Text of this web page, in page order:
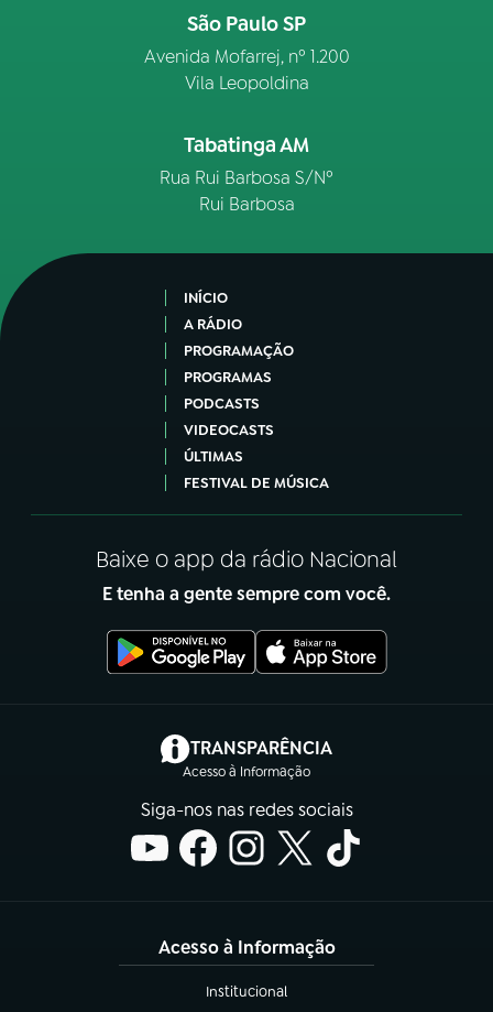
São Paulo SP
Avenida Mofarrej, nº 1.200
Vila Leopoldina
Tabatinga AM
Rua Rui Barbosa S/Nº
Rui Barbosa
INÍCIO
A RÁDIO
PROGRAMAÇÃO
PROGRAMAS
PODCASTS
VIDEOCASTS
ÚLTIMAS
FESTIVAL DE MÚSICA
Baixe o app da rádio Nacional
E tenha a gente sempre com você.
TRANSPARÊNCIA
Acesso à Informação
(abre em nova aba)
Siga-nos nas redes sociais
Acesso à Informação
Institucional
(abre em nova aba)